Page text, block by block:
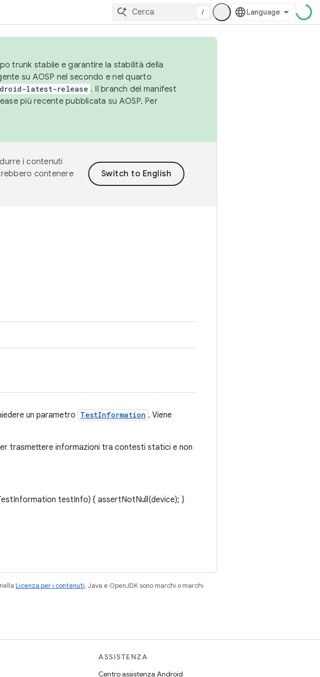
/
trunk stabile e garantire la stabilità della
su AOSP nel secondo e nel quarto
latest-release . Il branch del manifest
più recente pubblicata su AOSP. Per
i contenuti
contenere
un parametro TestInformation . Viene
trasmettere informazioni tra contesti statici e non
testInfo) { assertNotNull(device); }
Licenza per i contenuti. Java e OpenJDK sono marchi o marchi
ASSISTENZA
Centro assistenza Android